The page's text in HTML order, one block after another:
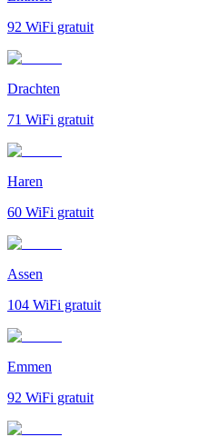
92 WiFi gratuit
Drachten
71 WiFi gratuit
Haren
60 WiFi gratuit
Assen
104 WiFi gratuit
Emmen
92 WiFi gratuit